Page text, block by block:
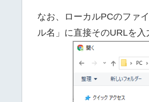
なお、ローカルPCのファ
ル名」に直接そのURLを入